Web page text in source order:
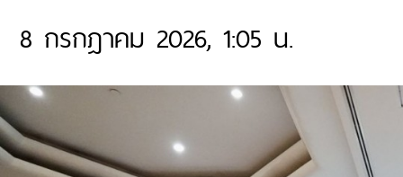
8 กรกฎาคม 2026, 1:05 น.